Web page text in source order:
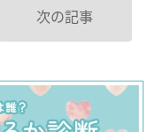
次の記事